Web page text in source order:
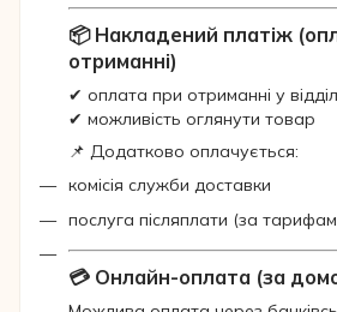
📦 Накладений платіж
отриманні)
✔ оплата при отриманні у
✔ можливість оглянути товар
📌 Додатково оплачується:
комісія служби доставки
послуга післяплати (за
💳 Онлайн-оплата (за